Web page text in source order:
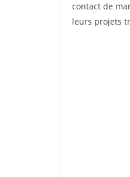
contact de
leurs projets